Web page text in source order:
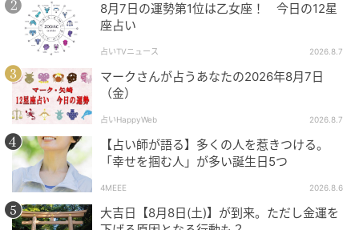
8月7日の運勢第1位は乙女座！ 今日の12星
座占い
占いTVニュース 2026.8.7
マークさんが占うあなたの2026年8月7日
（金）
占いHappyWeb 2026.8.7
【占い師が語る】多くの人を惹きつける。
「幸せを掴む人」が多い誕生日5つ
4MEEE 2026.8.6
大吉日【8月8日(土)】が到来。ただし金運を